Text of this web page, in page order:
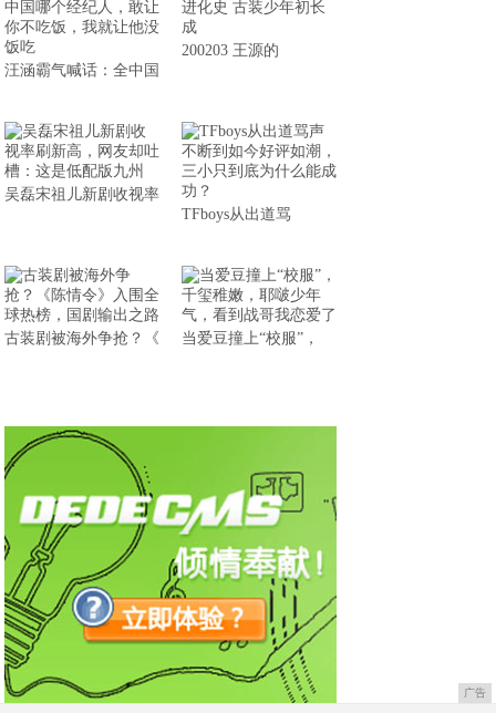
汪涵霸气喊话：全中国
200203 王源的
吴磊宋祖儿新剧收视率
TFboys从出道骂
古装剧被海外争抢？《 当爱豆撞上“校服”，
广告